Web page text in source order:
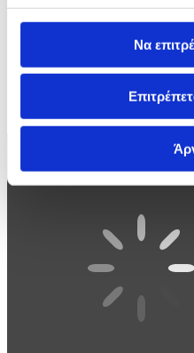
Να
epa12888876 Turkish security
2026. At least 16 people have
opened fire at the Ahmet
High School in Siverek district,
3 / 4